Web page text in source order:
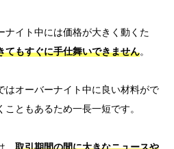
ナイト中には価格が大きく動くた
てもすぐに手仕舞いできません。
はオーバーナイト中に良い材料がで
ともあるため一長一短です。
取引期間の間に大きなニュースや